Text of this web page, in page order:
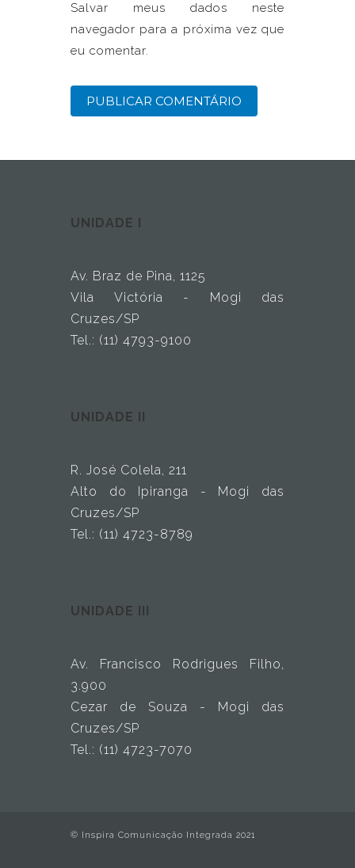
Salvar meus dados neste
navegador para a próxima vez que
eu comentar.
UNIDADE I
Av. Braz de Pina, 1125
Vila Victória - Mogi das
Cruzes/SP
Tel.: (11) 4793-9100
UNIDADE II
R. José Colela, 211
Alto do Ipiranga - Mogi das
Cruzes/SP
Tel.: (11) 4723-8789
UNIDADE III
Av. Francisco Rodrigues Filho,
3.900
Cezar de Souza - Mogi das
Cruzes/SP
Tel.: (11) 4723-7070
© Inspira Comunicação Integrada 2021